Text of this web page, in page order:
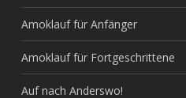
Amoklauf für Anfänger
Amoklauf für Fortgeschrittene
Auf nach Anderswo!